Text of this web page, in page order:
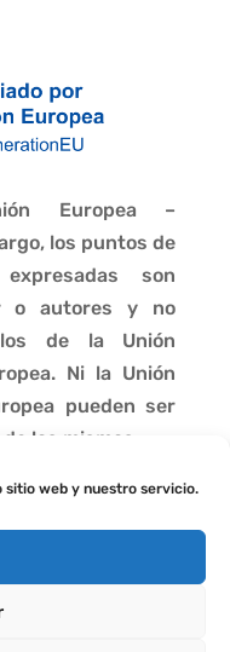
web y nuestro servicio.
Europea –
los puntos de
son
o autores y no
los de la Unión
Ni la Unión
pueden ser
las mismas.